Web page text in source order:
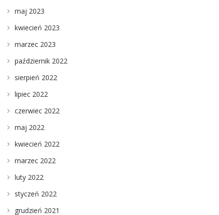
maj 2023
kwiecień 2023
marzec 2023
październik 2022
sierpień 2022
lipiec 2022
czerwiec 2022
maj 2022
kwiecień 2022
marzec 2022
luty 2022
styczeń 2022
grudzień 2021